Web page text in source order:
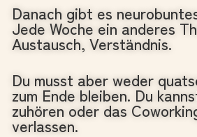
Danach gibt es
Jede Woche ein anderes
Austausch, Verständnis.
Du musst aber weder
zum Ende bleiben. Du
zuhören oder das
verlassen.